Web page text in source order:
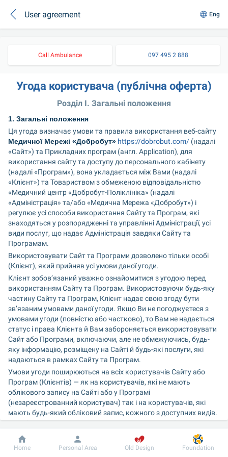
User agreement Eng
Call Ambulance 097 495 2 888
Угода користувача (публічна оферта)
Розділ I. Загальні положення
1. Загальні положення
Медичної Мережі «Добробут» https://dobrobut.com/ (надалі
«Сайт») та Прикладних програм (англ. Application), для
використання сайту та доступу до персонального кабінету
(надалі «Програм»), вона укладається між Вами (надалі
«Клієнт») та Товариством з обмеженою відповідальністю
«Медичний центр «Добробут-Поліклініка» (надалі
«Адміністрація» та/або «Медична Мережа «Добробут») і
регулює усі способи використання Сайту та Програм, які
знаходяться у розпорядженні та управлінні Адміністрації, усі
види послуг, що надає Адміністрація завдяки Сайту та
Програмам.
Використовувати Сайт та Програми дозволено тільки особі
(Клієнт), який прийняв усі умови даної угоди.
Клієнт зобов’язаний уважно ознайомитися з угодою перед
використанням Сайту та Програм. Використовуючи будь-яку
частину Сайту та Програм, Клієнт надає свою згоду бути
зв’язаним умовами даної угоди. Якщо Ви не погоджуєтеся з
умовами угоди (повністю або частково), то Вам не надається
статус і права Клієнта й Вам забороняється використовувати
Сайт або Програми, включаючи, але не обмежуючись, будь-
яку інформацію, розміщену на Сайті й будь-які послуги, які
надаються в рамках Сайту та Програм.
Умови угоди поширюються на всіх користувачів Сайту або
Програм (Клієнтів) — як на користувачів, які не мають
облікового запису на Сайті або у Програмі
(незареєстрованний користувач) так і на користувачів, які
мають будь-який обліковий запис, кожного з доступних видів.
Під обліковим записом розуміється сукупність інформації про
Ця угода є договором приєднання і вважається укладеним з
Dobrobut Information For patient
Home Personal Area Old Design Foundation